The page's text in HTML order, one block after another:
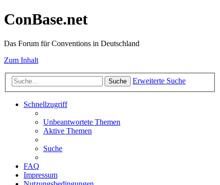
ConBase.net
Das Forum für Conventions in Deutschland
Zum Inhalt
Suche Erweiterte Suche
Schnellzugriff
Unbeantwortete Themen
Aktive Themen
Suche
FAQ
Impressum